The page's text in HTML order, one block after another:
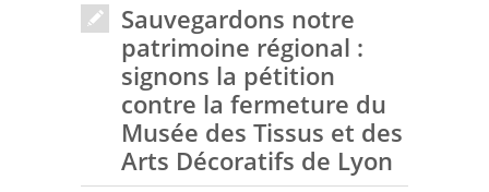
Sauvegardons notre
patrimoine régional :
signons la pétition
contre la fermeture du
Musée des Tissus et des
Arts Décoratifs de Lyon